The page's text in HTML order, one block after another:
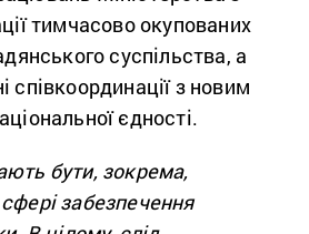
тимчасово окупованих
суспільства, а
співкоординації з новим
єдності.
бути, зокрема,
забезпечення